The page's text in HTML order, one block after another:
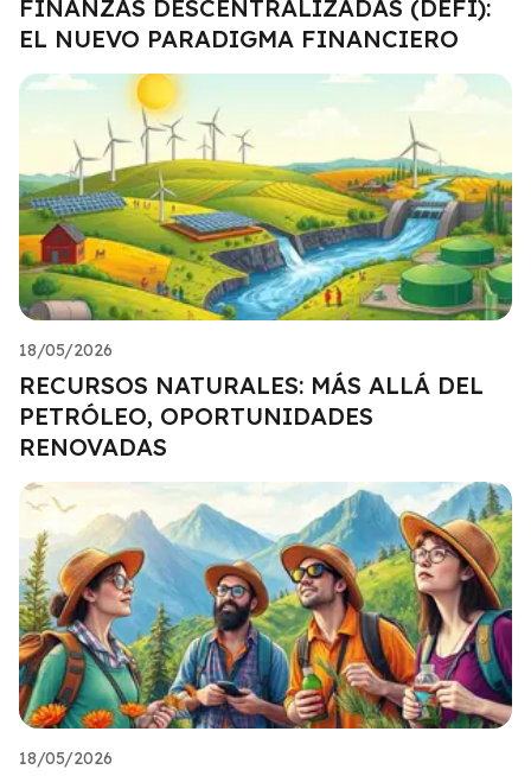
FINANZAS DESCENTRALIZADAS (DEFI):
EL NUEVO PARADIGMA FINANCIERO
18/05/2026
RECURSOS NATURALES: MÁS ALLÁ DEL
PETRÓLEO, OPORTUNIDADES
RENOVADAS
18/05/2026